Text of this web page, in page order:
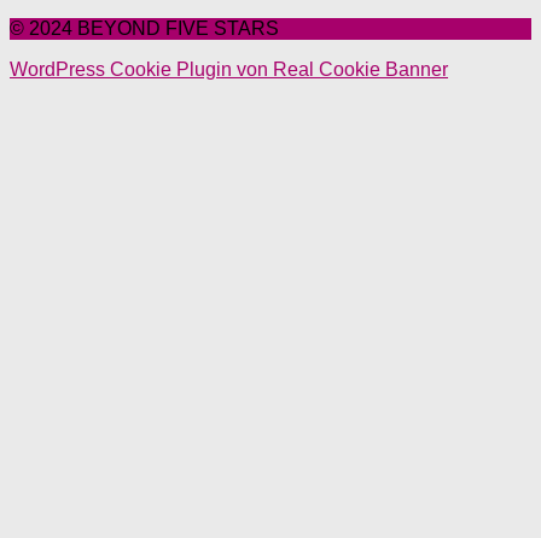
© 2024 BEYOND FIVE STARS
WordPress Cookie Plugin von Real Cookie Banner